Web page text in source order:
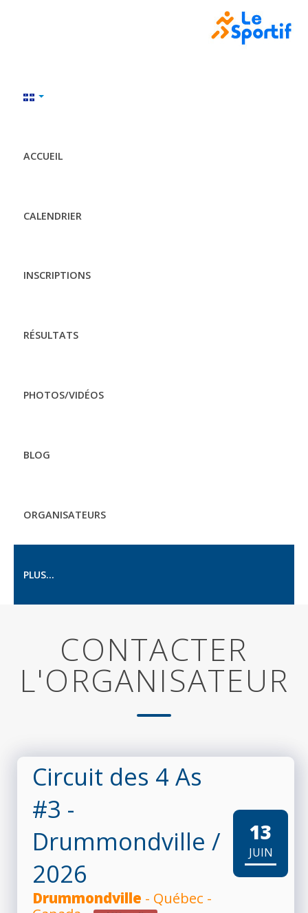
ACCUEIL
CALENDRIER
INSCRIPTIONS
RÉSULTATS
PHOTOS/VIDÉOS
BLOG
ORGANISATEURS
PLUS...
CONTACTER
L'ORGANISATEUR
Circuit des 4 As
#3 -
Drummondville /
2026
Drummondville - Québec -
13
JUIN